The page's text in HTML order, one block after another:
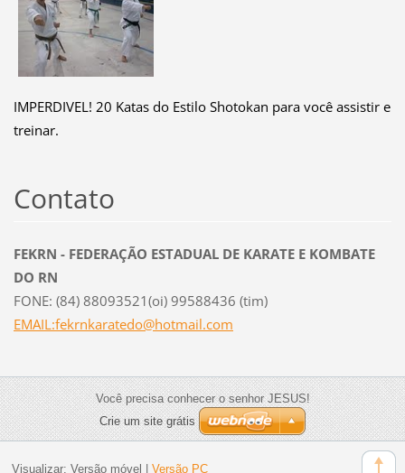
IMPERDIVEL! 20 Katas do Estilo Shotokan para você assistir e
treinar.
Contato
FEKRN - FEDERAÇÃO ESTADUAL DE KARATE E KOMBATE
DO RN
FONE: (84) 88093521(oi) 99588436 (tim)
EMAIL:fekrnkaratedo@hotmail.com
Você precisa conhecer o senhor JESUS!
Crie um site grátis
Visualizar: Versão móvel Versão PC